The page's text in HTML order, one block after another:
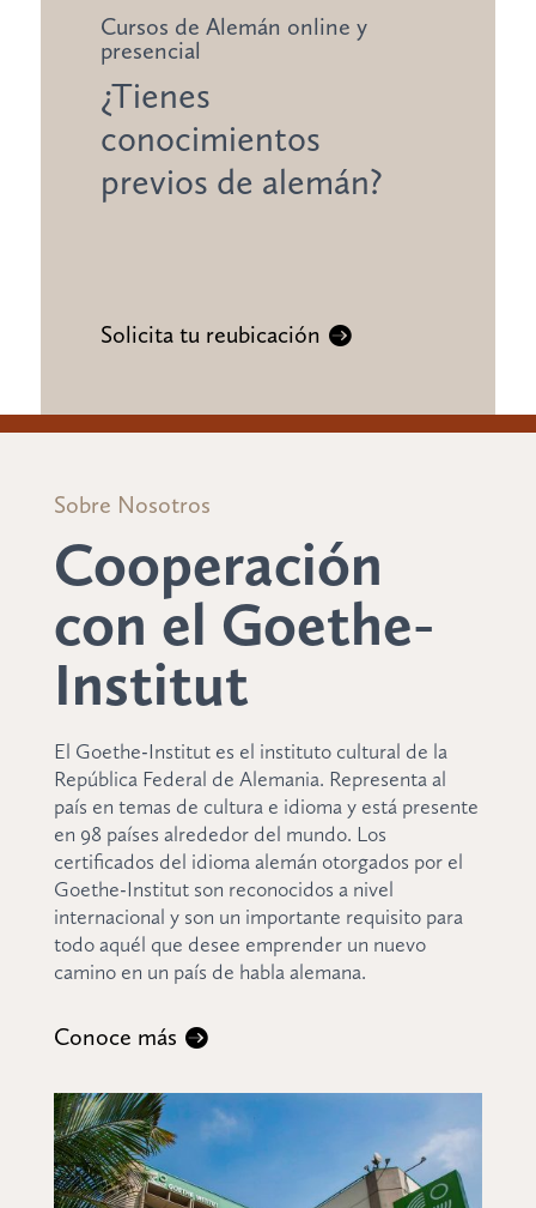
Cursos de Alemán online y
presencial
¿Tienes
conocimientos
previos de alemán?
Solicita tu reubicación
Sobre Nosotros
Cooperación
con el Goethe-
Institut
El Goethe-Institut es el instituto cultural de la
República Federal de Alemania. Representa al
país en temas de cultura e idioma y está presente
en 98 países alrededor del mundo. Los
certificados del idioma alemán otorgados por el
Goethe-Institut son reconocidos a nivel
internacional y son un importante requisito para
todo aquél que desee emprender un nuevo
camino en un país de habla alemana.
Conoce más